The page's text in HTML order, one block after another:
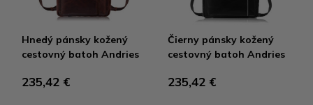
Hnedý pánsky kožený
cestovný batoh Andries
235,42 €
Čierny pánsky kožený
cestovný batoh Andries
235,42 €